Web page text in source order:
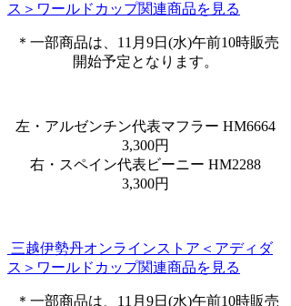
ス＞ワールドカップ関連商品を見る
＊一部商品は、11月9日(水)午前10時販売
開始予定となります。
左・アルゼンチン代表マフラー HM6664
3,300円
右・スペイン代表ビーニー HM2288
3,300円
三越伊勢丹オンラインストア＜アディダ
ス＞ワールドカップ関連商品を見る
＊一部商品は、11月9日(水)午前10時販売